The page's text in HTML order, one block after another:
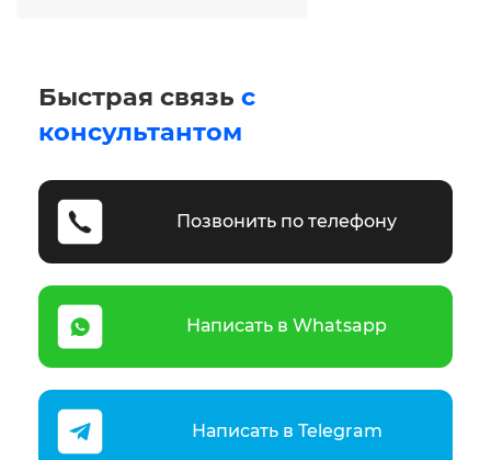
Быстрая связь с
консультантом
Позвонить по телефону
Написать в Whatsapp
Написать в Telegram